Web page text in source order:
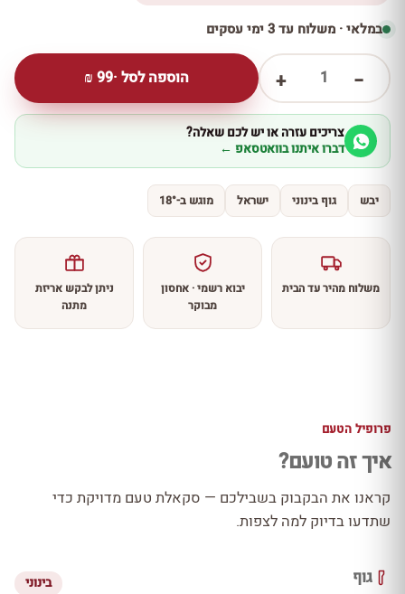
במלאי · משלוח עד 3 ימי עסקים
−
1
+ הוספה לסל ·99
₪
צריכים עזרה או יש לכם שאלה?
דברו איתנו בוואטסאפ ←
יבש גוף בינוני ישראל מוגש ב-18°
משלוח מהיר עד הבית
יבוא רשמי · אחסון
מבוקר
ניתן לבקש אריזת
מתנה
פרופיל הטעם
איך זה טועם?
קראנו את הבקבוק בשבילכם — סקאלת טעם מדויקת כדי
שתדעו בדיוק למה לצפות.
גוף בינוני